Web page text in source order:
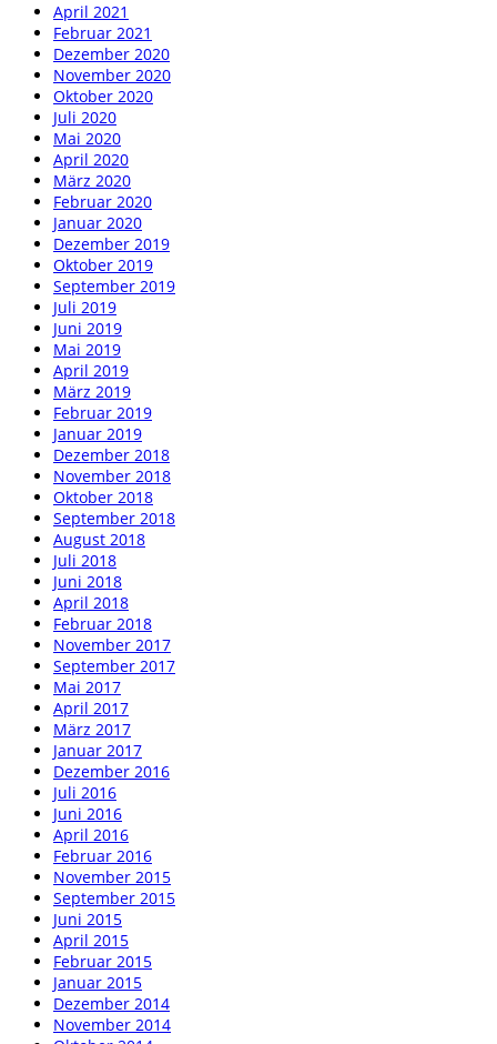
April 2021
Februar 2021
Dezember 2020
November 2020
Oktober 2020
Juli 2020
Mai 2020
April 2020
März 2020
Februar 2020
Januar 2020
Dezember 2019
Oktober 2019
September 2019
Juli 2019
Juni 2019
Mai 2019
April 2019
März 2019
Februar 2019
Januar 2019
Dezember 2018
November 2018
Oktober 2018
September 2018
August 2018
Juli 2018
Juni 2018
April 2018
Februar 2018
November 2017
September 2017
Mai 2017
April 2017
März 2017
Januar 2017
Dezember 2016
Juli 2016
Juni 2016
April 2016
Februar 2016
November 2015
September 2015
Juni 2015
April 2015
Februar 2015
Januar 2015
Dezember 2014
November 2014